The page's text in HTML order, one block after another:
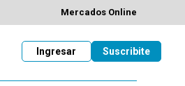
Mercados Online
Suscribite
Ingresar